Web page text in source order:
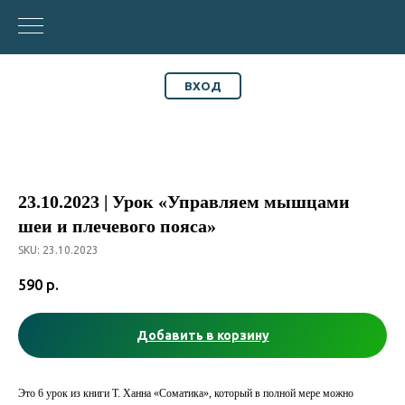
ВХОД
23.10.2023 | Урок «Управляем мышцами
шеи и плечевого пояса»
SKU: 23.10.2023
590 р.
Добавить в корзину
Это 6 урок из книги Т. Ханна «Соматика», который в полной мере можно